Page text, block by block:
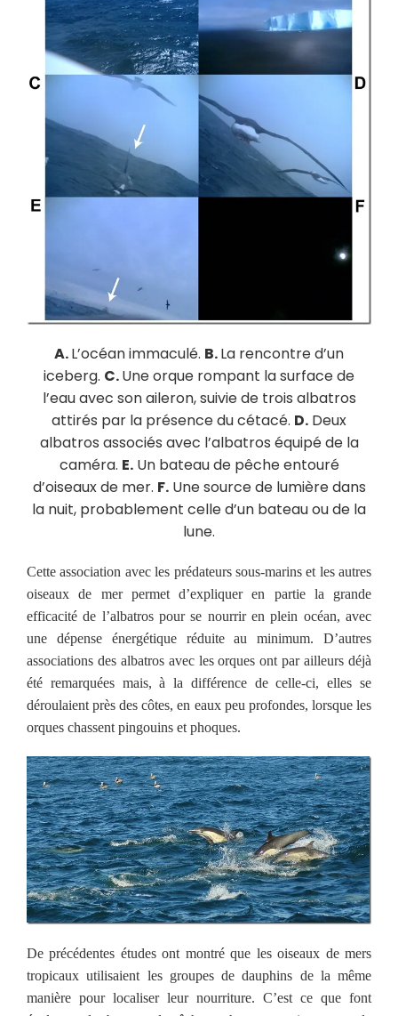
A.L’océan immaculé. B.La rencontre d’un
iceberg. C.Une orque rompant la surface de
l’eau avec son aileron, suivie de trois albatros
attirés par la présence du cétacé. D. Deux
albatros associés avec l’albatros équipé de la
caméra. E.Un bateau de pêche entouré
d’oiseaux de mer. F.Une source de lumière dans
la nuit, probablement celle d’un bateau ou de la
lune.
Cette association avec les prédateurs sous-marins et les autres
oiseaux de mer permet d’expliquer en partie la grande
efficacité de l’albatros pour se nourrir en plein océan, avec
une dépense énergétique réduite au minimum. D’autres
associations des albatros avec les orques ont par ailleurs déjà
été remarquées mais, à la différence de celle-ci, elles se
déroulaient près des côtes, en eaux peu profondes, lorsque les
orques chassent pingouins et phoques.
De précédentes études ont montré que les oiseaux de mers
tropicaux utilisaient les groupes de dauphins de la même
manière pour localiser leur nourriture. C’est ce que font